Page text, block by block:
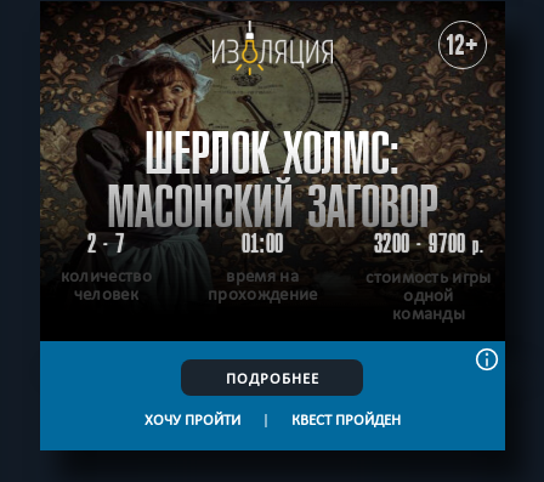
12+
ШЕРЛОК ХОЛМС:
МАСОНСКИЙ ЗАГОВОР
2 - 7
количество
человек
01:00
время на
прохождение
3200 - 9700р.
стоимость игры
одной
команды
ПОДРОБНЕЕ
ХОЧУ ПРОЙТИ | КВЕСТ ПРОЙДЕН